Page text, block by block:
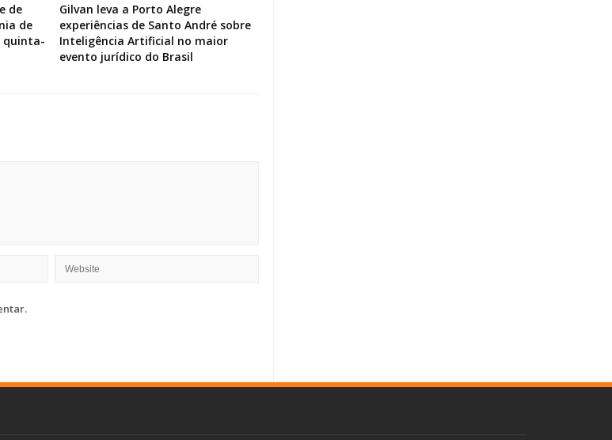
de
de
quinta-
Gilvan leva a Porto Alegre
experiências de Santo André sobre
Inteligência Artificial no maior
evento jurídico do Brasil